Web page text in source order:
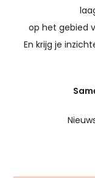
op het gebied
En krijg je